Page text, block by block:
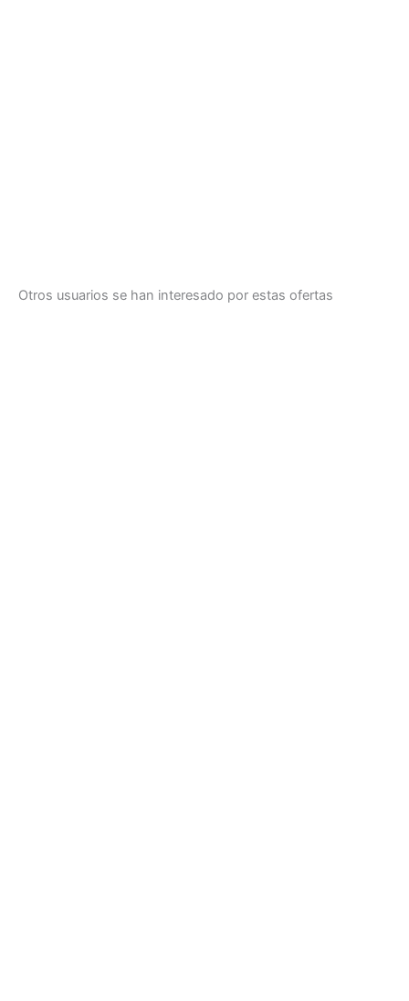
Otros usuarios se han interesado por estas ofertas